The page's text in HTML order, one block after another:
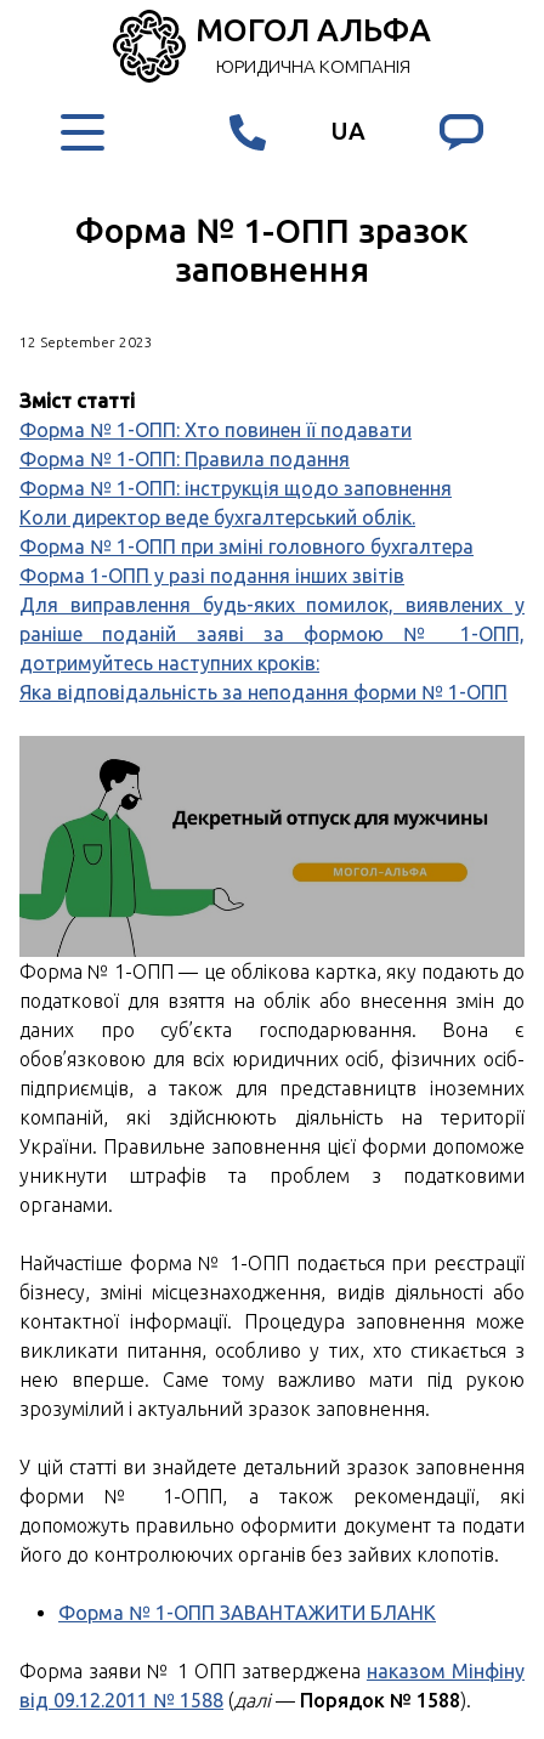
МОГОЛ АЛЬФА
ЮРИДИЧНА КОМПАНІЯ
UA
Форма № 1-ОПП зразок
заповнення
12 September 2023
Зміст статті
Форма № 1-ОПП: Хто повинен її подавати
Форма № 1-ОПП: Правила подання
Форма № 1-ОПП: інструкція щодо заповнення
Коли директор веде бухгалтерський облік.
Форма № 1-ОПП при зміні головного бухгалтера
Форма 1-ОПП у разі подання інших звітів
Для виправлення будь-яких помилок, виявлених у
раніше поданій заяві за формою № 1-ОПП,
дотримуйтесь наступних кроків:
Яка відповідальність за неподання форми № 1-ОПП
Форма № 1-ОПП — це облікова картка, яку подають до
податкової для взяття на облік або внесення змін до
даних про суб’єкта господарювання. Вона є
обов’язковою для всіх юридичних осіб, фізичних осіб-
підприємців, а також для представництв іноземних
компаній, які здійснюють діяльність на території
України. Правильне заповнення цієї форми допоможе
уникнути штрафів та проблем з податковими
органами.
Найчастіше форма № 1-ОПП подається при реєстрації
бізнесу, зміні місцезнаходження, видів діяльності або
контактної інформації. Процедура заповнення може
викликати питання, особливо у тих, хто стикається з
нею вперше. Саме тому важливо мати під рукою
зрозумілий і актуальний зразок заповнення.
У цій статті ви знайдете детальний зразок заповнення
форми № 1-ОПП, а також рекомендації, які
допоможуть правильно оформити документ та подати
його до контролюючих органів без зайвих клопотів.
Форма № 1-ОПП ЗАВАНТАЖИТИ БЛАНК
Форма заяви № 1 ОПП затверджена наказом Мінфіну
від 09.12.2011 № 1588 (далі— Порядок № 1588).